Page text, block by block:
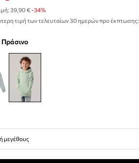
39,90 €-34%
τιμή των τελευταίων 30 ημερών προ έκπτωσης:
πράσινο
μεγέθους